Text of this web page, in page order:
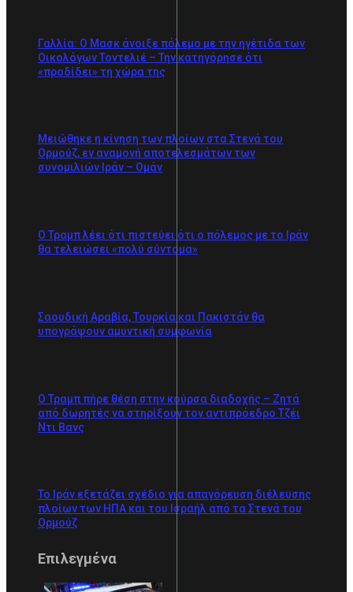
Γαλλία: Ο Μασκ άνοιξε πόλεμο με την ηγέτιδα των
Οικολόγων Τοντελιέ – Την κατηγόρησε ότι
«προδίδει» τη χώρα της
Μειώθηκε η κίνηση των πλοίων στα Στενά του
Ορμούζ, εν αναμονή αποτελεσμάτων των
συνομιλιών Ιράν – Ομάν
Ο Τραμπ λέει ότι πιστεύει ότι ο πόλεμος με το Ιράν
θα τελειώσει «πολύ σύντομα»
Σαουδική Αραβία, Τουρκία και Πακιστάν θα
υπογράψουν αμυντική συμφωνία
Ο Τραμπ πήρε θέση στην κούρσα διαδοχής – Ζητά
από δωρητές να στηρίξουν τον αντιπρόεδρο Τζέι
Ντι Βανς
Το Ιράν εξετάζει σχέδιο για απαγόρευση διέλευσης
πλοίων των ΗΠΑ και του Ισραήλ από τα Στενά του
Ορμούζ
Επιλεγμένα